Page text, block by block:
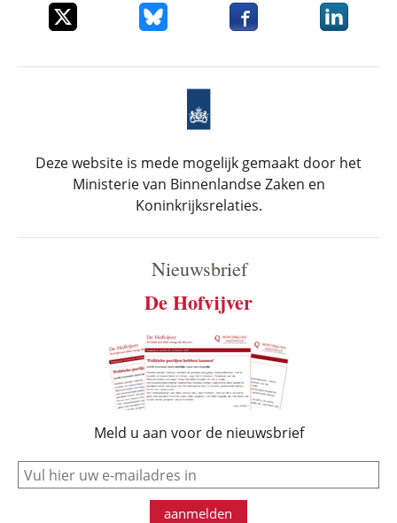
Deel dit item op XDeel dit item op Bluesky
Deel dit item opDeel dit
Deze website is mede mogelijk gemaakt door het
Ministerie van Binnenlandse Zaken en
Koninkrijksrelaties.
Nieuwsbrief
De Hofvijver
Meld u aan voor de nieuwsbrief
e-mail
aanmelden